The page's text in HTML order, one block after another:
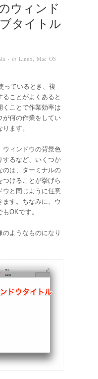
ウィンド
タイトル
· in Linux Mac OS
っているとき、複
ことがよくあると
くことで作業効率は
が何の作業をしてい
ます。
ウィンドウの背景色
するなど、いくつか
のは、ターミナルの
つけることが挙げら
ウと同じように任意
す。ちなみに、ウ
OKです。
ようなものになり